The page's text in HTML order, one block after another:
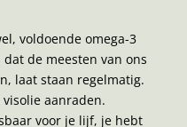
voldoende omega-3
de meesten van ons
laat staan regelmatig.
aanraden.
voor je lijf, je hebt